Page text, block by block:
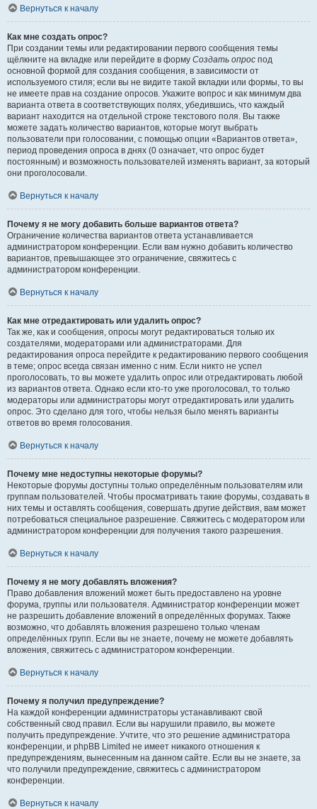
Вернуться к началу
Как мне создать опрос?
При создании темы или редактировании первого сообщения темы
щёлкните на вкладке или перейдите в форму Создать опрос под
основной формой для создания сообщения, в зависимости от
используемого стиля; если вы не видите такой вкладки или формы, то вы
не имеете прав на создание опросов. Укажите вопрос и как минимум два
варианта ответа в соответствующих полях, убедившись, что каждый
вариант находится на отдельной строке текстового поля. Вы также
можете задать количество вариантов, которые могут выбрать
пользователи при голосовании, с помощью опции «Вариантов ответа»,
период проведения опроса в днях (0 означает, что опрос будет
постоянным) и возможность пользователей изменять вариант, за который
они проголосовали.
Вернуться к началу
Почему я не могу добавить больше вариантов ответа?
Ограничение количества вариантов ответа устанавливается
администратором конференции. Если вам нужно добавить количество
вариантов, превышающее это ограничение, свяжитесь с
администратором конференции.
Вернуться к началу
Как мне отредактировать или удалить опрос?
Так же, как и сообщения, опросы могут редактироваться только их
создателями, модераторами или администраторами. Для
редактирования опроса перейдите к редактированию первого сообщения
в теме; опрос всегда связан именно с ним. Если никто не успел
проголосовать, то вы можете удалить опрос или отредактировать любой
из вариантов ответа. Однако если кто-то уже проголосовал, то только
модераторы или администраторы могут отредактировать или удалить
опрос. Это сделано для того, чтобы нельзя было менять варианты
ответов во время голосования.
Вернуться к началу
Почему мне недоступны некоторые форумы?
Некоторые форумы доступны только определённым пользователям или
группам пользователей. Чтобы просматривать такие форумы, создавать в
них темы и оставлять сообщения, совершать другие действия, вам может
потребоваться специальное разрешение. Свяжитесь с модератором или
администратором конференции для получения такого разрешения.
Вернуться к началу
Почему я не могу добавлять вложения?
Право добавления вложений может быть предоставлено на уровне
форума, группы или пользователя. Администратор конференции может
не разрешить добавление вложений в определённых форумах. Также
возможно, что добавлять вложения разрешено только членам
определённых групп. Если вы не знаете, почему не можете добавлять
вложения, свяжитесь с администратором конференции.
Вернуться к началу
Почему я получил предупреждение?
На каждой конференции администраторы устанавливают свой
собственный свод правил. Если вы нарушили правило, вы можете
получить предупреждение. Учтите, что это решение администратора
конференции, и phpBB Limited не имеет никакого отношения к
предупреждениям, вынесенным на данном сайте. Если вы не знаете, за
что получили предупреждение, свяжитесь с администратором
конференции.
Вернуться к началу